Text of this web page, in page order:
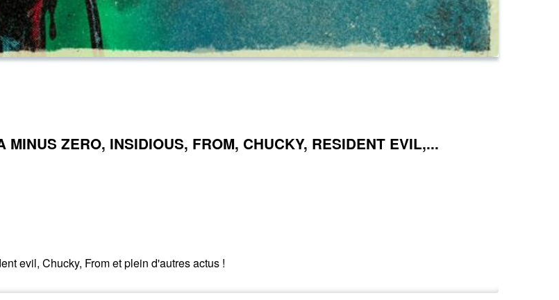
ZERO, INSIDIOUS, FROM, CHUCKY, RESIDENT EVIL,...
evil, Chucky, From et plein d'autres actus !